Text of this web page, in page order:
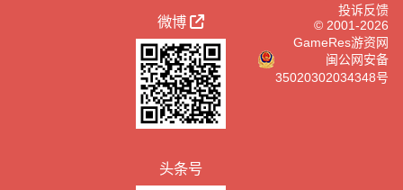
微博
头条号
投诉反馈
© 2001-2026
GameRes游资网
闽公网安备
35020302034348号